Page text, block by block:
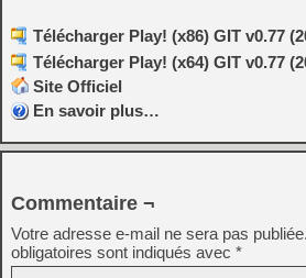
Télécharger Play! (x86) GIT v0.77
Télécharger Play! (x64) GIT v0.77
Site Officiel
En savoir plus…
Commentaire ¬
Votre adresse e-mail ne sera pas publiée.
obligatoires sont indiqués avec *